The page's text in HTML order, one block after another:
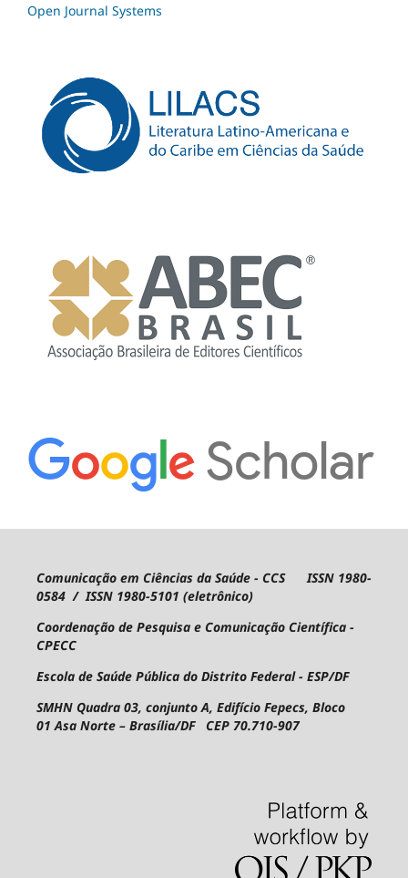
Open Journal Systems
Comunicação em Ciências da Saúde - CCS ISSN 1980-
0584 / ISSN 1980-5101 (eletrônico)
Coordenação de Pesquisa e Comunicação Científica -
CPECC
Escola de Saúde Pública do Distrito Federal - ESP/DF
SMHN Quadra 03, conjunto A, Edifício Fepecs, Bloco
01Asa Norte – Brasília/DF CEP 70.710-907